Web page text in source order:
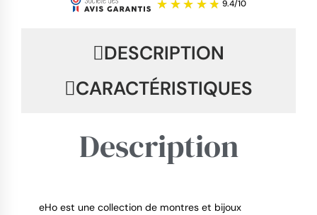
DESCRIPTION
CARACTÉRISTIQUES
Description
eHo est une collection de montres et bijoux